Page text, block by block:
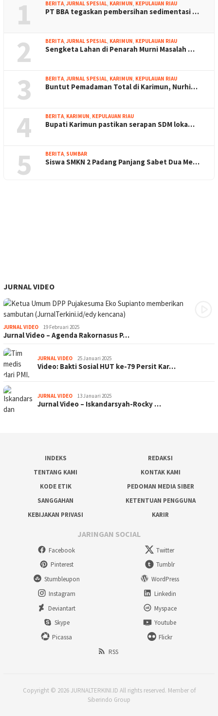
1 BERITA, JURNAL SPESIAL, KARIMUN, KEPULAUAN RIAU
PT BBA tegaskan pembersihan sedimentasi …
2 BERITA, JURNAL SPESIAL, KARIMUN, KEPULAUAN RIAU
Sengketa Lahan di Penarah Murni Masalah …
3 BERITA, JURNAL SPESIAL, KARIMUN, KEPULAUAN RIAU
Buntut Pemadaman Total di Karimun, Nurhi…
4 BERITA, KARIMUN, KEPULAUAN RIAU
Bupati Karimun pastikan serapan SDM loka…
5 BERITA, SUMBAR
Siswa SMKN 2 Padang Panjang Sabet Dua Me…
JURNAL VIDEO
JURNAL VIDEO 19 Februari 2025
Jurnal Video – Agenda Rakornasus P…
JURNAL VIDEO 25 Januari 2025
Video: Bakti Sosial HUT ke-79 Persit Kar…
JURNAL VIDEO 13 Januari 2025
Jurnal Video – Iskandarsyah-Rocky …
INDEKS
REDAKSI
TENTANG KAMI
KONTAK KAMI
KODE ETIK
PEDOMAN MEDIA SIBER
SANGGAHAN
KETENTUAN PENGGUNA
KEBIJAKAN PRIVASI
KARIR
JARINGAN SOCIAL
Facebook
Twitter
Pinterest
Tumblr
Stumbleupon
WordPress
Instagram
Linkedin
Deviantart
Myspace
Skype
Youtube
Picassa
Flickr
RSS
Copyright © 2026 JURNALTERKINI.ID All rights reserved. Member of
Siberindo Group